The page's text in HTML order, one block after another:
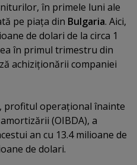
în primele luni ale
pe piaţa din Bulgaria. Aici,
de dolari de la circa 1
în primul trimestru din
achiziţionării companiei
profitul operaţional înainte
(OIBDA), a
an cu 13.4 milioane de
de dolari.